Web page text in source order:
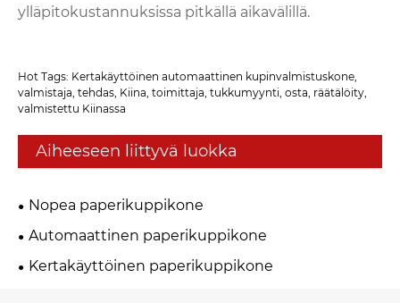
ylläpitokustannuksissa pitkällä aikavälillä.
Hot Tags: Kertakäyttöinen automaattinen kupinvalmistuskone,
valmistaja, tehdas, Kiina, toimittaja, tukkumyynti, osta, räätälöity,
valmistettu Kiinassa
Aiheeseen liittyvä luokka
Nopea paperikuppikone
Automaattinen paperikuppikone
Kertakäyttöinen paperikuppikone